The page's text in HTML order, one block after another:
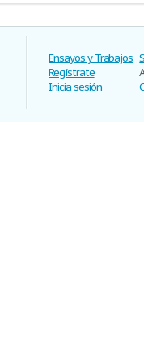
Ensayos y Trabajos
Regístrate
Inicia sesión